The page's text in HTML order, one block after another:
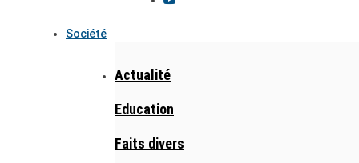
Société
Actualité
Education
Faits divers